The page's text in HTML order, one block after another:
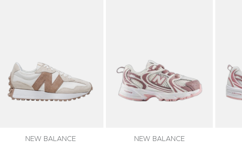
NEW BALANCE
NEW BALANCE